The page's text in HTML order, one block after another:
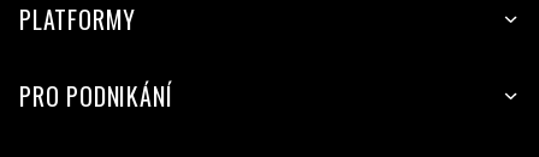
PLATFORMY
PRO PODNIKÁNÍ